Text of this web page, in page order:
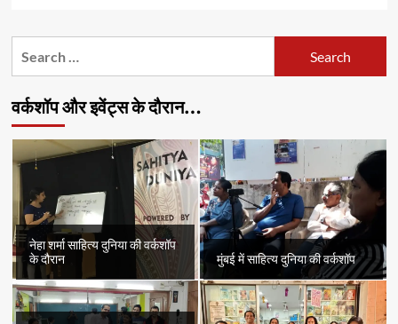
सच्ची
लेखक
भाटिया
की
वर्कशॉप और इवेंट्स के दौरान…
नेहा शर्मा साहित्य दुनिया की वर्कशॉप
के दौरान
मुंबई में साहित्य दुनिया की वर्कशॉप